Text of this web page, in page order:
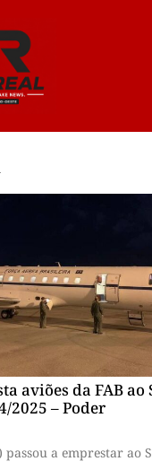
aviões da FAB ao
2025 – Poder
passou a emprestar ao